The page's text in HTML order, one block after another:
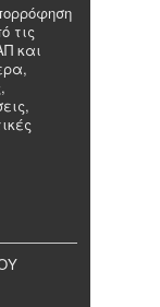
τις
και